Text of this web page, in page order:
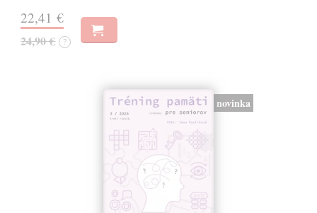
22,41 €
24,90 € ?
novinka